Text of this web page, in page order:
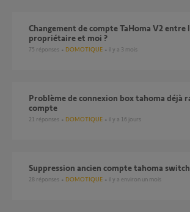
Changement de compte TaHoma V2 entre l'ancien
propriétaire et moi ?
75 réponses DOMOTIQUE il y a 3 mois
Problème de connexion box tahoma déjà rattachée a un
compte
21 réponses DOMOTIQUE il y a 16 jours
Suppression ancien compte tahoma switch
28 réponses DOMOTIQUE il y a environ un mois